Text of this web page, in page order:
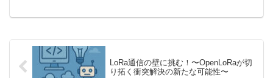
LoRa通信の壁に挑む！〜OpenLoRaが切
り拓く衝突解決の新たな可能性〜